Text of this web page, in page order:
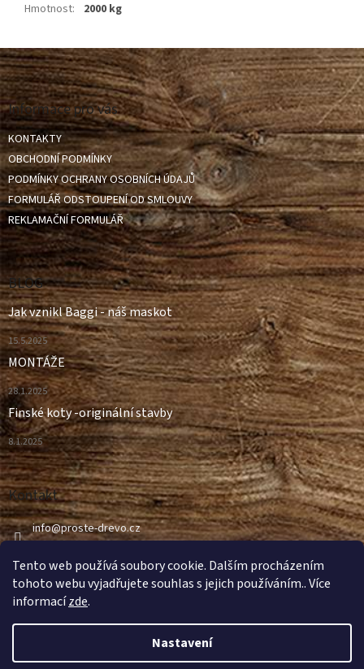
Tento web používá soubory cookie. Dalším procházením
tohoto webu vyjadřujete souhlas s jejich používáním.. Více
informacízde.
Nastavení
Hmotnost: 2000 kg
Z
á
p
a
t
í
Informace pro vás
KONTAKTY
OBCHODNÍ PODMÍNKY
PODMÍNKY OCHRANY OSOBNÍCH ÚDAJŮ
FORMULÁŘ ODSTOUPENÍ OD SMLOUVY
REKLAMAČNÍ FORMULÁŘ
BLOG
Jak vznikl Baggi - náš maskot
15.5.2025
MONTÁŽE
28.1.2025
Finské koty -originální stavby
8.1.2025
Kontakt
info@proste-drevo.cz
Vytvořil Shoptet